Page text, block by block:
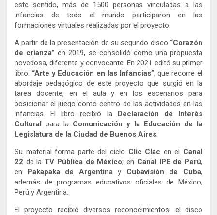
este sentido, más de 1500 personas vinculadas a las
infancias de todo el mundo participaron en las
formaciones virtuales realizadas por el proyecto.
A partir de la presentación de su segundo disco “Corazón
de crianza” en 2019, se consolidó como una propuesta
novedosa, diferente y convocante. En 2021 editó su primer
libro: “Arte y Educación en las Infancias”, que recorre el
abordaje pedagógico de este proyecto que surgió en la
tarea docente, en el aula y en los escenarios para
posicionar el juego como centro de las actividades en las
infancias. El libro recibió la
Declaración de Interés
Cultural
para la Comunicación y la Educación de la
Legislatura de la Ciudad de Buenos Aires.
Su material forma parte del ciclo Clic Clac en el Canal
22 de la TV Pública de México; en Canal IPE de Perú,
en
Pakapaka de Argentinay Cubavisión de Cuba,
además de programas educativos oficiales de México,
Perú y Argentina.
El proyecto recibió diversos reconocimientos: el disco